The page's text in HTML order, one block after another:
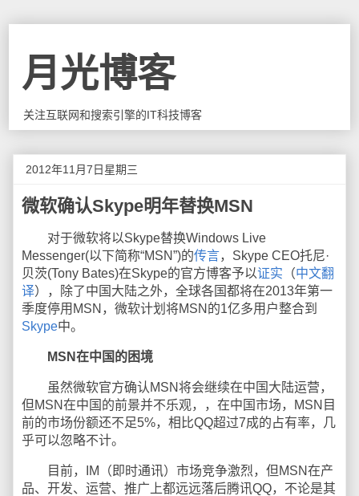
月光博客
关注互联网和搜索引擎的IT科技博客
2012年11月7日星期三
微软确认Skype明年替换MSN
对于微软将以Skype替换Windows Live
Messenger(以下简称“MSN”)的传言，Skype CEO托尼·
贝茨(Tony Bates)在Skype的官方博客予以证实 （中文翻
译），除了中国大陆之外，全球各国都将在2013年第一
季度停用MSN，微软计划将MSN的1亿多用户整合到
Skype中。
MSN在中国的困境
虽然微软官方确认MSN将会继续在中国大陆运营，
但MSN在中国的前景并不乐观，，在中国市场，MSN目
前的市场份额还不足5%，相比QQ超过7成的占有率，几
乎可以忽略不计。
目前，IM（即时通讯）市场竞争激烈，但MSN在产
品、开发、运营、推广上都远远落后腾讯QQ，不论是其